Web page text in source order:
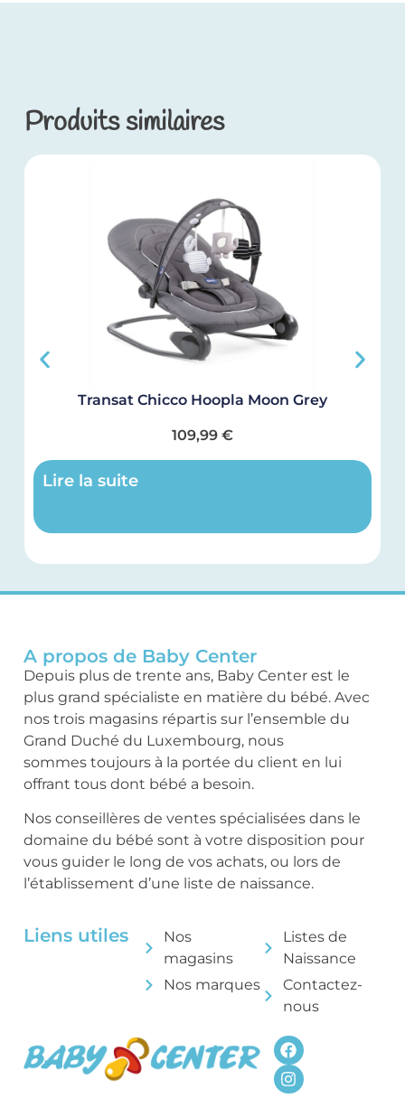
Produits similaires
Transat Chicco Hoopla Moon Grey
109,99 €
Lire la suite
A propos de Baby Center
Depuis plus de trente ans, Baby Center est le
plus grand spécialiste en matière du bébé. Avec
nos trois magasins répartis sur l’ensemble du
Grand Duché du Luxembourg, nous
sommes toujours à la portée du client en lui
offrant tous dont bébé a besoin.
Nos conseillères de ventes spécialisées dans le
domaine du bébé sont à votre disposition pour
vous guider le long de vos achats, ou lors de
l’établissement d’une liste de naissance.
Liens utiles
Nos
magasins
Nos marques
Listes de
Naissance
Contactez-
nous